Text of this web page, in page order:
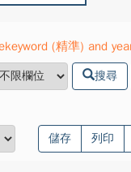
(精準) and
搜尋
儲存 列印